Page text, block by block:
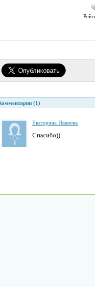
(1)
Екатерина Иванова
Спасибо))